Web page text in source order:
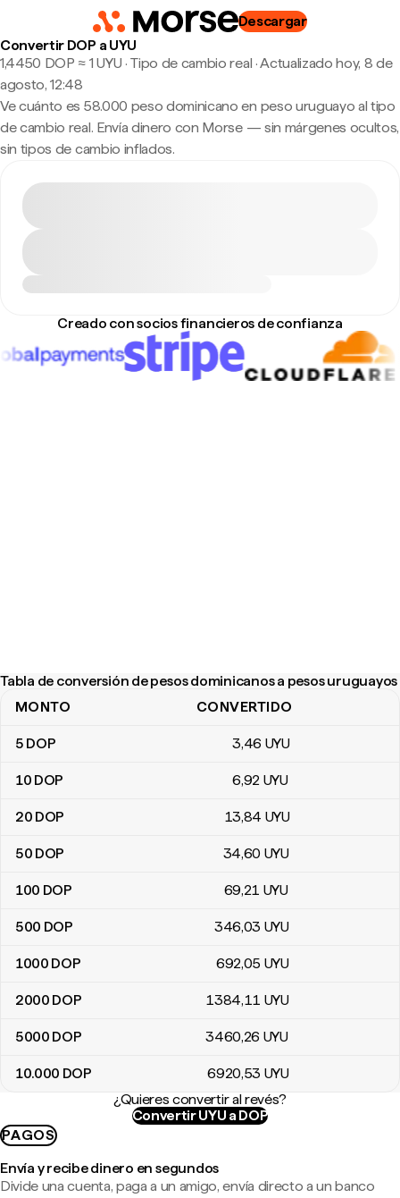
Descargar
Convertir DOP a UYU
1,4450 DOP ≈ 1 UYU · Tipo de cambio real ·Actualizado hoy, 8 de
agosto, 12:48
Ve cuánto es 58.000 peso dominicano en peso uruguayo al tipo
de cambio real. Envía dinero con Morse — sin márgenes ocultos,
sin tipos de cambio inflados.
Creado con socios financieros de confianza
Tabla de conversión de pesos dominicanos a pesos uruguayos
Tabla de conversión de pesos dominicanos a pesos uruguayos
MONTO CONVERTIDO
5 DOP 3,46 UYU
10 DOP 6,92 UYU
20 DOP 13,84 UYU
50 DOP 34,60 UYU
100 DOP 69,21 UYU
500 DOP 346,03 UYU
1000 DOP 692,05 UYU
2000 DOP 1384,11 UYU
5000 DOP 3460,26 UYU
10.000 DOP 6920,53 UYU
¿Quieres convertir al revés?
Convertir UYU a DOP
PAGOS
Envía y recibe dinero en segundos
Divide una cuenta, paga a un amigo, envía directo a un banco